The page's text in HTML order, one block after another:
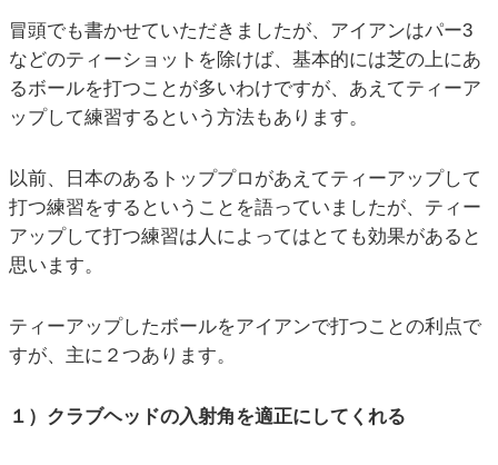
冒頭でも書かせていただきましたが、アイアンはパー3
などのティーショットを除けば、基本的には芝の上にあ
るボールを打つことが多いわけですが、あえてティーア
ップして練習するという方法もあります。
以前、日本のあるトッププロがあえてティーアップして
打つ練習をするということを語っていましたが、ティー
アップして打つ練習は人によってはとても効果があると
思います。
ティーアップしたボールをアイアンで打つことの利点で
すが、主に２つあります。
１）クラブヘッドの入射角を適正にしてくれる